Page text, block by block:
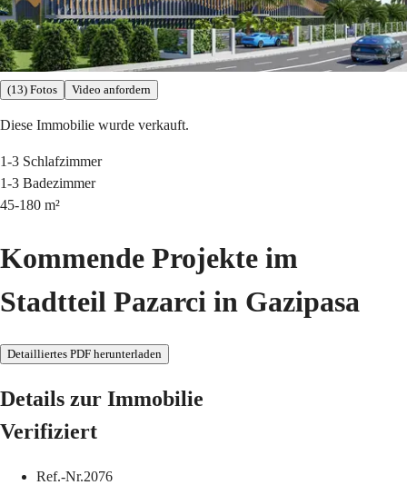
(13) Fotos Video anfordern
Diese Immobilie wurde verkauft.
1-3 Schlafzimmer
1-3 Badezimmer
45-180 m²
Kommende Projekte im
Stadtteil Pazarci in Gazipasa
Detailliertes PDF herunterladen
Details zur Immobilie
Verifiziert
Ref.-Nr.2076